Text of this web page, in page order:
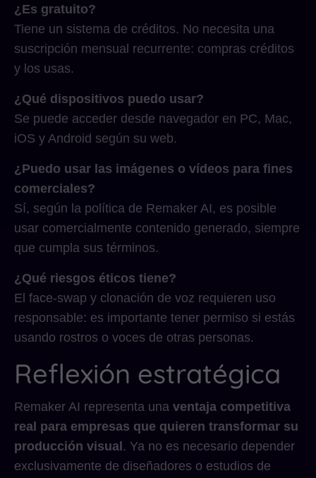
¿Es gratuito?
Tiene un sistema de créditos. No necesita una
suscripción mensual recurrente: compras créditos
y los usas.
¿Qué dispositivos puedo usar?
Se puede acceder desde navegador en PC, Mac,
iOS y Android según su web.
¿Puedo usar las imágenes o vídeos para fines
comerciales?
Sí, según la política de Remaker AI, es posible
usar comercialmente contenido generado, siempre
que cumpla sus términos.
¿Qué riesgos éticos tiene?
El face-swap y clonación de voz requieren uso
responsable: es importante tener permiso si estás
usando rostros o voces de otras personas.
Reflexión estratégica
Remaker AI representa una ventaja competitiva
real para empresas que quieren transformar su
producción visual . Ya no es necesario depender
exclusivamente de diseñadores o estudios de